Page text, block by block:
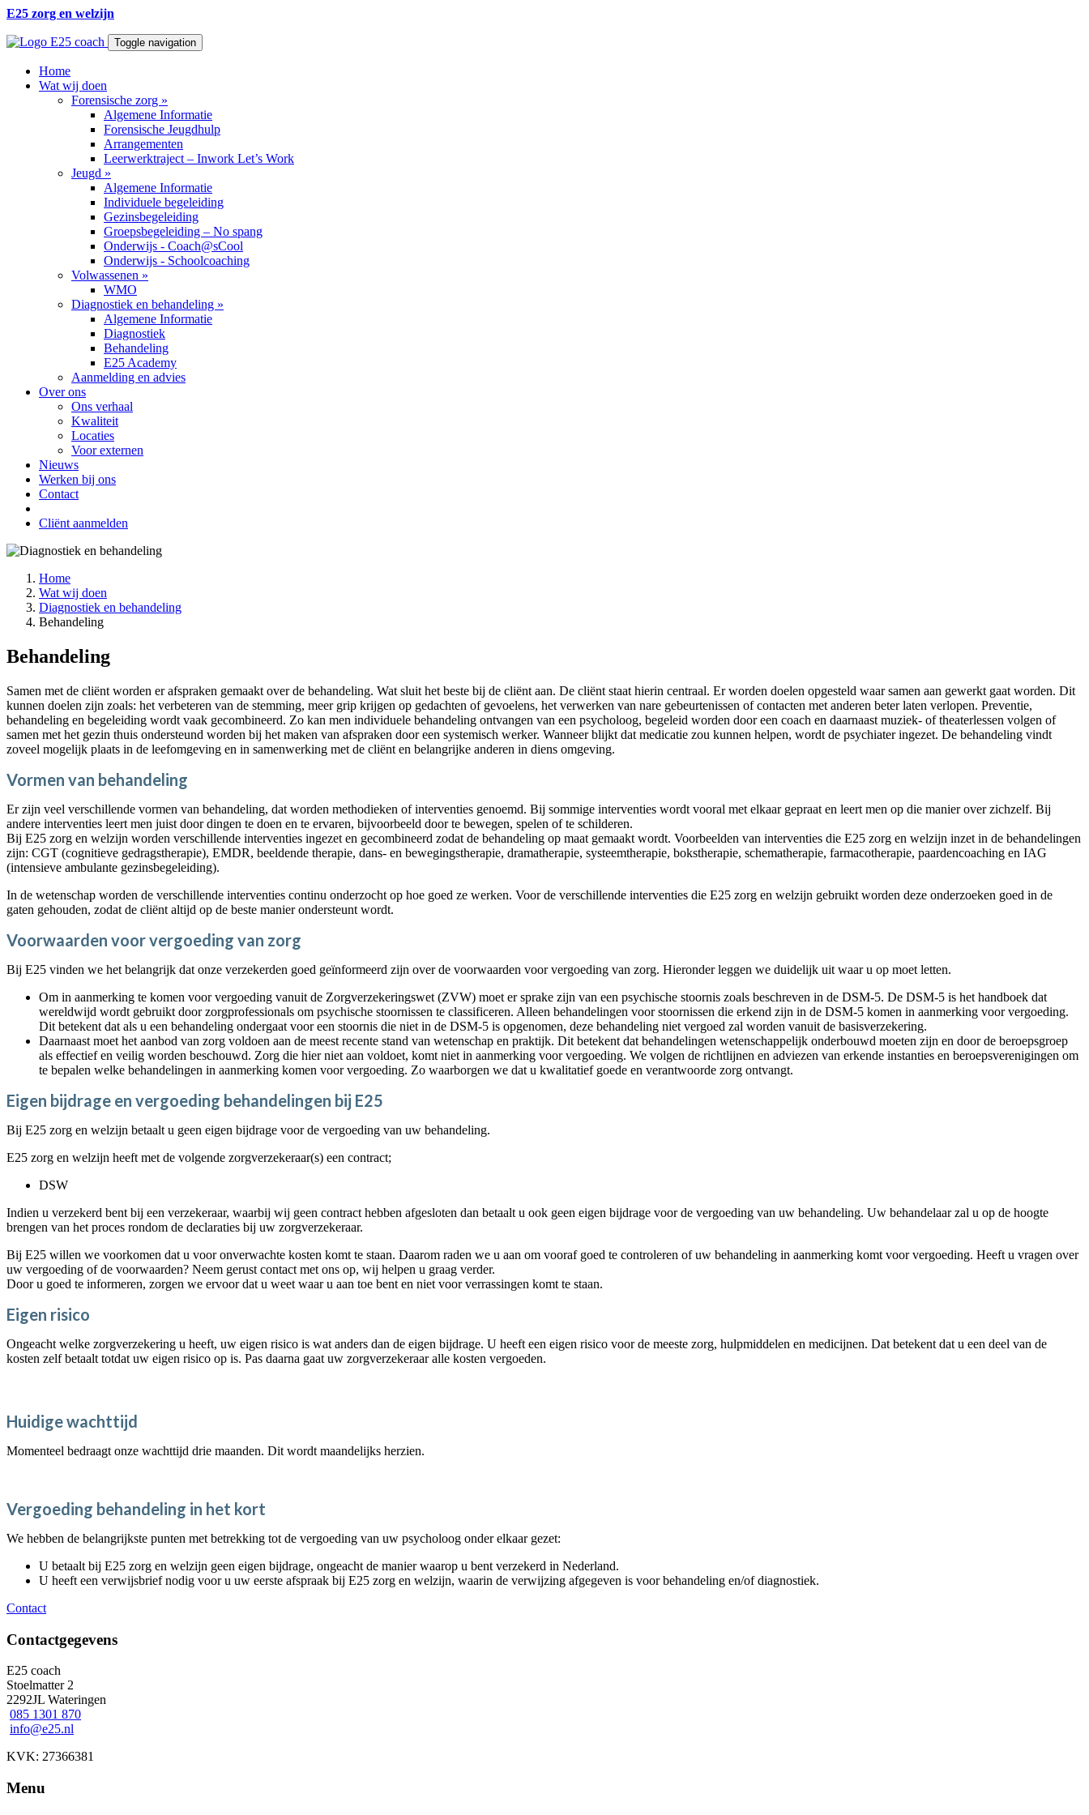
E25 zorg en welzijn
Toggle navigation
Home
Wat wij doen
Forensische zorg »
Algemene Informatie
Forensische Jeugdhulp
Arrangementen
Leerwerktraject – Inwork Let’s Work
Jeugd »
Algemene Informatie
Individuele begeleiding
Gezinsbegeleiding
Groepsbegeleiding – No spang
Onderwijs - Coach@sCool
Onderwijs - Schoolcoaching
Volwassenen »
WMO
Diagnostiek en behandeling »
Algemene Informatie
Diagnostiek
Behandeling
E25 Academy
Aanmelding en advies
Over ons
Ons verhaal
Kwaliteit
Locaties
Voor externen
Nieuws
Werken bij ons
Contact
Cliënt aanmelden
Home
Wat wij doen
Diagnostiek en behandeling
Behandeling
Behandeling
Samen met de cliënt worden er afspraken gemaakt over de behandeling. Wat sluit het beste bij de cliënt aan. De cliënt staat hierin centraal. Er worden doelen opgesteld waar samen aan gewerkt gaat worden. Dit
kunnen doelen zijn zoals: het verbeteren van de stemming, meer grip krijgen op gedachten of gevoelens, het verwerken van nare gebeurtenissen of contacten met anderen beter laten verlopen. Preventie,
behandeling en begeleiding wordt vaak gecombineerd. Zo kan men individuele behandeling ontvangen van een psycholoog, begeleid worden door een coach en daarnaast muziek- of theaterlessen volgen of
samen met het gezin thuis ondersteund worden bij het maken van afspraken door een systemisch werker. Wanneer blijkt dat medicatie zou kunnen helpen, wordt de psychiater ingezet. De behandeling vindt
zoveel mogelijk plaats in de leefomgeving en in samenwerking met de cliënt en belangrijke anderen in diens omgeving.
Vormen van behandeling
Er zijn veel verschillende vormen van behandeling, dat worden methodieken of interventies genoemd. Bij sommige interventies wordt vooral met elkaar gepraat en leert men op die manier over zichzelf. Bij
andere interventies leert men juist door dingen te doen en te ervaren, bijvoorbeeld door te bewegen, spelen of te schilderen.
Bij E25 zorg en welzijn worden verschillende interventies ingezet en gecombineerd zodat de behandeling op maat gemaakt wordt. Voorbeelden van interventies die E25 zorg en welzijn inzet in de behandelingen
zijn: CGT (cognitieve gedragstherapie), EMDR, beeldende therapie, dans- en bewegingstherapie, dramatherapie, systeemtherapie, bokstherapie, schematherapie, farmacotherapie, paardencoaching en IAG
(intensieve ambulante gezinsbegeleiding).
In de wetenschap worden de verschillende interventies continu onderzocht op hoe goed ze werken. Voor de verschillende interventies die E25 zorg en welzijn gebruikt worden deze onderzoeken goed in de
gaten gehouden, zodat de cliënt altijd op de beste manier ondersteunt wordt.
Voorwaarden voor vergoeding van zorg
Bij E25 vinden we het belangrijk dat onze verzekerden goed geïnformeerd zijn over de voorwaarden voor vergoeding van zorg. Hieronder leggen we duidelijk uit waar u op moet letten.
Om in aanmerking te komen voor vergoeding vanuit de Zorgverzekeringswet (ZVW) moet er sprake zijn van een psychische stoornis zoals beschreven in de DSM-5. De DSM-5 is het handboek dat
wereldwijd wordt gebruikt door zorgprofessionals om psychische stoornissen te classificeren. Alleen behandelingen voor stoornissen die erkend zijn in de DSM-5 komen in aanmerking voor vergoeding.
Dit betekent dat als u een behandeling ondergaat voor een stoornis die niet in de DSM-5 is opgenomen, deze behandeling niet vergoed zal worden vanuit de basisverzekering.
Daarnaast moet het aanbod van zorg voldoen aan de meest recente stand van wetenschap en praktijk. Dit betekent dat behandelingen wetenschappelijk onderbouwd moeten zijn en door de beroepsgroep
als effectief en veilig worden beschouwd. Zorg die hier niet aan voldoet, komt niet in aanmerking voor vergoeding. We volgen de richtlijnen en adviezen van erkende instanties en beroepsverenigingen om
te bepalen welke behandelingen in aanmerking komen voor vergoeding. Zo waarborgen we dat u kwalitatief goede en verantwoorde zorg ontvangt.
Eigen bijdrage en vergoeding behandelingen bij E25
Bij E25 zorg en welzijn betaalt u geen eigen bijdrage voor de vergoeding van uw behandeling.
E25 zorg en welzijn heeft met de volgende zorgverzekeraar(s) een contract;
DSW
Indien u verzekerd bent bij een verzekeraar, waarbij wij geen contract hebben afgesloten dan betaalt u ook geen eigen bijdrage voor de vergoeding van uw behandeling. Uw behandelaar zal u op de hoogte
brengen van het proces rondom de declaraties bij uw zorgverzekeraar.
Bij E25 willen we voorkomen dat u voor onverwachte kosten komt te staan. Daarom raden we u aan om vooraf goed te controleren of uw behandeling in aanmerking komt voor vergoeding. Heeft u vragen over
uw vergoeding of de voorwaarden? Neem gerust contact met ons op, wij helpen u graag verder.
Door u goed te informeren, zorgen we ervoor dat u weet waar u aan toe bent en niet voor verrassingen komt te staan.
Eigen risico
Ongeacht welke zorgverzekering u heeft, uw eigen risico is wat anders dan de eigen bijdrage. U heeft een eigen risico voor de meeste zorg, hulpmiddelen en medicijnen. Dat betekent dat u een deel van de
kosten zelf betaalt totdat uw eigen risico op is. Pas daarna gaat uw zorgverzekeraar alle kosten vergoeden.
Huidige wachttijd
Momenteel bedraagt onze wachttijd drie maanden. Dit wordt maandelijks herzien.
Vergoeding behandeling in het kort
We hebben de belangrijkste punten met betrekking tot de vergoeding van uw psycholoog onder elkaar gezet:
U betaalt bij E25 zorg en welzijn geen eigen bijdrage, ongeacht de manier waarop u bent verzekerd in Nederland.
U heeft een verwijsbrief nodig voor u uw eerste afspraak bij E25 zorg en welzijn, waarin de verwijzing afgegeven is voor behandeling en/of diagnostiek.
Contact
Contactgegevens
E25 coach
Stoelmatter 2
2292JL Wateringen
085 1301 870
info@e25.nl
KVK: 27366381
Menu